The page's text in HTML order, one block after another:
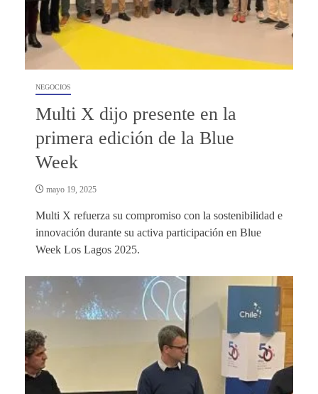
NEGOCIOS
Multi X dijo presente en la
primera edición de la Blue
Week
mayo 19, 2025
Multi X refuerza su compromiso con la sostenibilidad e
innovación durante su activa participación en Blue
Week Los Lagos 2025.